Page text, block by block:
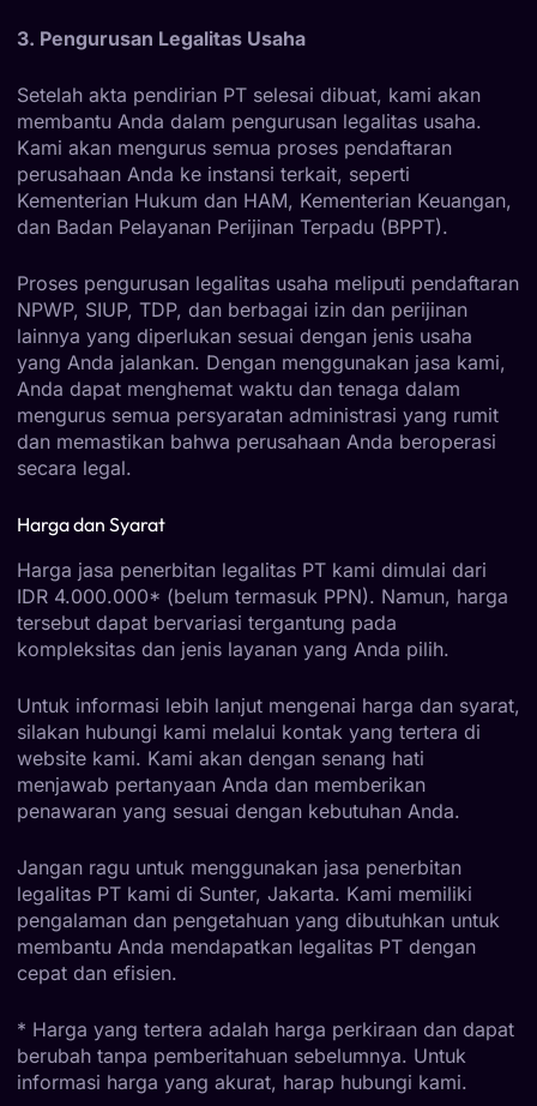
3. Pengurusan Legalitas Usaha
Setelah akta pendirian PT selesai dibuat, kami akan
membantu Anda dalam pengurusan legalitas usaha.
Kami akan mengurus semua proses pendaftaran
perusahaan Anda ke instansi terkait, seperti
Kementerian Hukum dan HAM, Kementerian Keuangan,
dan Badan Pelayanan Perijinan Terpadu (BPPT).
Proses pengurusan legalitas usaha meliputi pendaftaran
NPWP, SIUP, TDP, dan berbagai izin dan perijinan
lainnya yang diperlukan sesuai dengan jenis usaha
yang Anda jalankan. Dengan menggunakan jasa kami,
Anda dapat menghemat waktu dan tenaga dalam
mengurus semua persyaratan administrasi yang rumit
dan memastikan bahwa perusahaan Anda beroperasi
secara legal.
Harga dan Syarat
Harga jasa penerbitan legalitas PT kami dimulai dari
IDR 4.000.000* (belum termasuk PPN). Namun, harga
tersebut dapat bervariasi tergantung pada
kompleksitas dan jenis layanan yang Anda pilih.
Untuk informasi lebih lanjut mengenai harga dan syarat,
silakan hubungi kami melalui kontak yang tertera di
website kami. Kami akan dengan senang hati
menjawab pertanyaan Anda dan memberikan
penawaran yang sesuai dengan kebutuhan Anda.
Jangan ragu untuk menggunakan jasa penerbitan
legalitas PT kami di Sunter, Jakarta. Kami memiliki
pengalaman dan pengetahuan yang dibutuhkan untuk
membantu Anda mendapatkan legalitas PT dengan
cepat dan efisien.
* Harga yang tertera adalah harga perkiraan dan dapat
berubah tanpa pemberitahuan sebelumnya. Untuk
informasi harga yang akurat, harap hubungi kami.